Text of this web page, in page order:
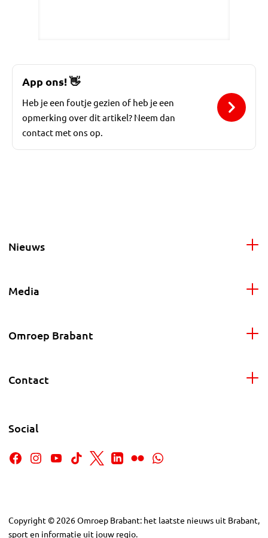
App ons!👋
Heb je een foutje gezien of heb je een
opmerking over dit artikel? Neem dan
contact met ons op.
Nieuws
Media
Omroep Brabant
Contact
Social
Copyright © 2026Omroep Brabant: het laatste nieuws uit Brabant,
sport en informatie uit jouw regio.